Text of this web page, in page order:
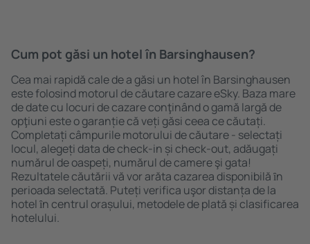
Cum pot găsi un hotel în Barsinghausen?
Cea mai rapidă cale de a găsi un hotel în Barsinghausen
este folosind motorul de căutare cazare eSky. Baza mare
de date cu locuri de cazare conţinând o gamă largă de
opţiuni este o garanție că veți găsi ceea ce căutați.
Completați câmpurile motorului de căutare - selectați
locul, alegeți data de check-in și check-out, adăugați
numărul de oaspeți, numărul de camere şi gata!
Rezultatele căutării vă vor arăta cazarea disponibilă ȋn
perioada selectată. Puteți verifica uşor distanța de la
hotel ȋn centrul orașului, metodele de plată și clasificarea
hotelului.